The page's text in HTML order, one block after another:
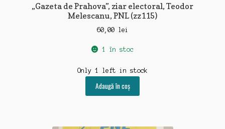
„Gazeta de Prahova”, ziar electoral, Teodor
Melescanu, PNL (zz115)
60,00 lei
1 în stoc
Only 1 left in stock
Adaugă în coș